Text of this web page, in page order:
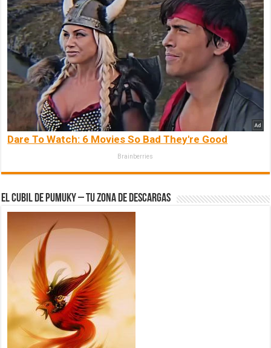
Dare To Watch: 6 Movies So Bad They're Good
Brainberries
El Cubil de Pumuky – Tu zona de Descargas